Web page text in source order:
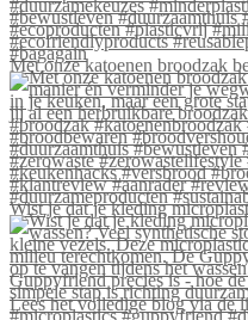
Met onze katoenen broodzak
Wist je dat je kleding